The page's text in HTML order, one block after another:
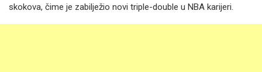
skokova, čime je zabilježio novi triple-double u NBA karijeri.